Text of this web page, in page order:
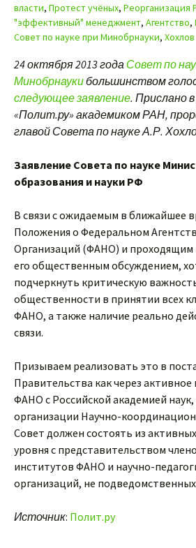
власти, Протест учёных, Реорганизация
"эффективный" менеджмент, Агентство,
Совет по науке при Минобрнауки, Хохлов
24 октября 2013 года Совет по
Минобрнаукибольшинством
следующее заявление. Прислано
«Полит.ру» академиком РАН,
главой Совета по науке А.Р.
Заявление Совета по науке
образования и науки РФ
В связи с ожидаемым в ближайшее
Положения о Федеральном
Организаций (ФАНО) и проходящим
его общественным обсуждением,
подчеркнуть критическую
общественности в принятии всех
ФАНО, а также наличие реально
связи.
Призываем реализовать это в
Правительства как через
ФАНО с Российской академией наук,
организации Научно-
Совет должен состоять из
уровня с представительством
институтов ФАНО и научно-
организаций, не
Источник: Полит.ру